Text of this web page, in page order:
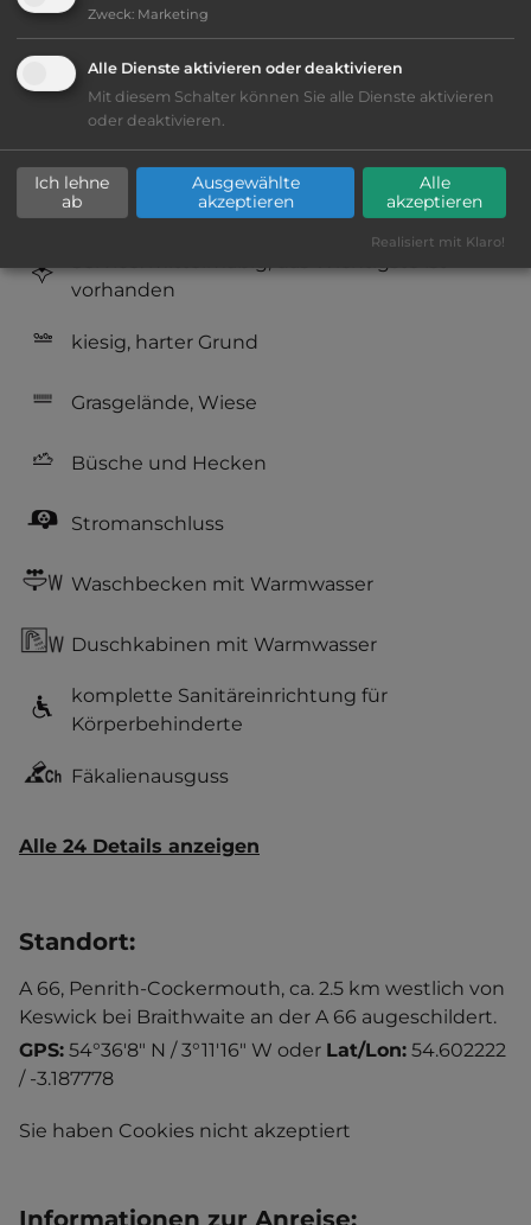
Platzeinrichtung: befriedigend
Geräuschkulisse: überwiegend ruhig
Hygiene: befriedigend
vorhanden
kiesig, harter Grund
Grasgelände, Wiese
Büsche und Hecken
Stromanschluss
Waschbecken mit Warmwasser
Duschkabinen mit Warmwasser
komplette Sanitäreinrichtung für
Körperbehinderte
Fäkalienausguss
Alle 24 Details anzeigen
Standort:
A 66, Penrith-Cockermouth, ca. 2.5 km westlich von
Keswick bei Braithwaite an der A 66 augeschildert.
GPS: 54°36'8" N / 3°11'16" W oder Lat/Lon: 54.602222
/ -3.187778
Sie haben Cookies nicht akzeptiert
Informationen zur Anreise:
Zweck: Marketing
Alle Dienste aktivieren oder deaktivieren
Mit diesem Schalter können Sie alle Dienste aktivieren
oder deaktivieren.
Ich lehne
ab
Ausgewählte
akzeptieren
Alle
akzeptieren
Realisiert mit Klaro!